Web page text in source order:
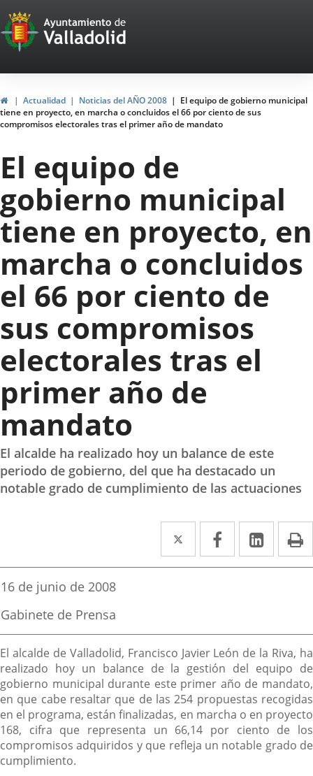
Portal
Web
del
Ayuntamiento
de
Valladolid
InicioActualidad Noticias del AÑO 2008
El equipo de gobierno municipal
tiene en proyecto, en marcha o concluidos el 66 por ciento de sus
compromisos electorales tras el primer año de mandato
El equipo de
gobierno municipal
tiene en proyecto, en
marcha o concluidos
el 66 por ciento de
sus compromisos
electorales tras el
primer año de
mandato
El alcalde ha realizado hoy un balance de este
periodo de gobierno, del que ha destacado un
notable grado de cumplimiento de las actuaciones
Twitter
Enlace
a
externa.
Facebook
Enlace
a
externa.
Enlace
a
Fecha
la
noticia
16 de junio de 2008
Fuente
la
noticia
Gabinete de Prensa
Descripción
El alcalde de Valladolid, Francisco Javier León de la Riva, ha
realizado hoy un balance de la gestión del equipo de
gobierno municipal durante este primer año de mandato,
en que cabe resaltar que de las 254 propuestas recogidas
en el programa, están finalizadas, en marcha o en proyecto
168, cifra que representa un 66,14 por ciento de los
compromisos adquiridos y que refleja un notable grado de
cumplimiento.